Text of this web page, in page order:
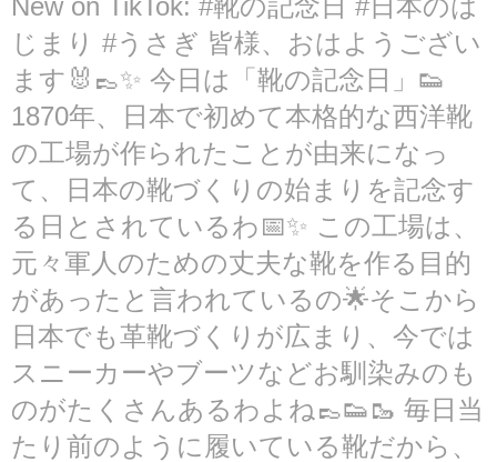
New on TikTok: #靴の記念日 #日本のは
じまり #うさぎ 皆様、おはようござい
ます🐰👞✨ 今日は「靴の記念日」👟
1870年、日本で初めて本格的な西洋靴
の工場が作られたことが由来になっ
て、日本の靴づくりの始まりを記念す
る日とされているわ📅✨ この工場は、
元々軍人のための丈夫な靴を作る目的
があったと言われているの🌟そこから
日本でも革靴づくりが広まり、今では
スニーカーやブーツなどお馴染みのも
のがたくさんあるわよね👞👟🥾 毎日当
たり前のように履いている靴だから、